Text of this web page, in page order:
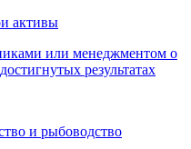
активы
или менеджментом о
результатах
и рыбоводство